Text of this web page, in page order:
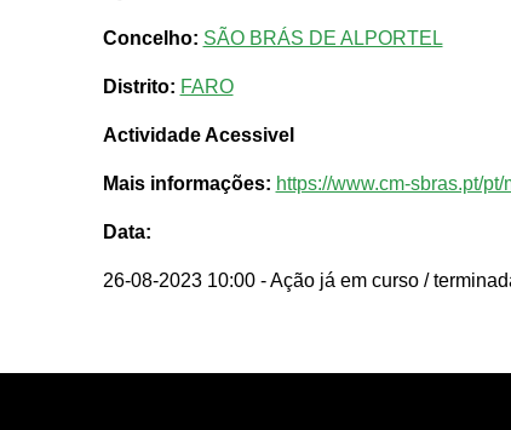
Concelho: SÃO BRÁS DE ALPORTEL
Distrito: FARO
Actividade Acessivel
Mais informações: https://www.cm-sbras.pt/
Data:
26-08-2023 10:00 - Ação já em curso /